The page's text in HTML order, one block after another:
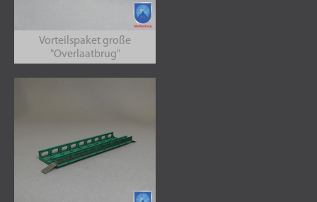
Vorteilspaket große
"Overlaatbrug"